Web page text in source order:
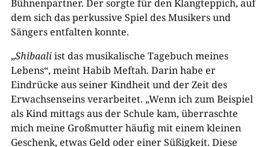
Bühnenpartner. Der sorgte für den Klangteppich, auf
dem sich das perkussive Spiel des Musikers und
Sängers entfalten konnte.
„Shibaaliist das musikalische Tagebuch meines
Lebens“, meint Habib Meftah. Darin habe er
Eindrücke aus seiner Kindheit und der Zeit des
Erwachsenseins verarbeitet. „Wenn ich zum Beispiel
als Kind mittags aus der Schule kam, überraschte
mich meine Großmutter häufig mit einem kleinen
Geschenk, etwas Geld oder einer Süßigkeit. Diese